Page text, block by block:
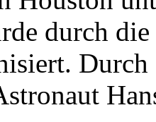
durch
Durch